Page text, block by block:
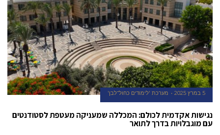
5 במרץ 2025 מערכת 'לימודים כחול־לבן'
נגישות אקדמית לכולם: המכללה שמעניקה מעטפת לסטודנטים
עם מוגבלויות בדרך לתואר